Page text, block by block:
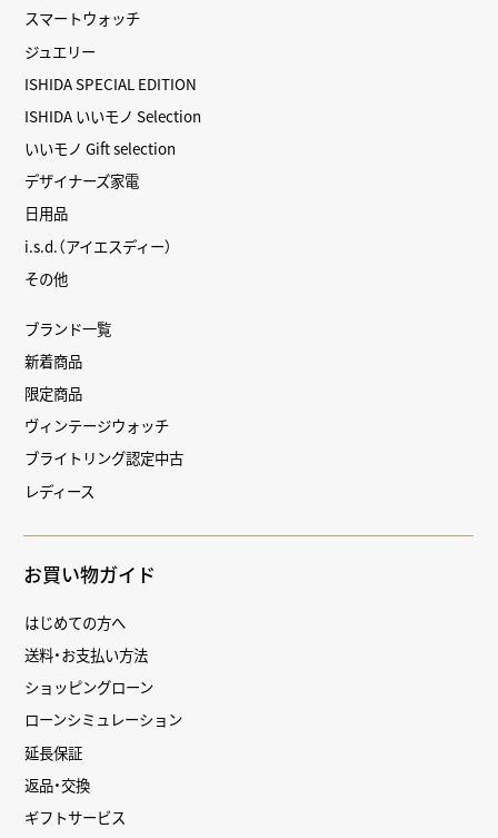
スマートウォッチ
ジュエリー
ISHIDA SPECIAL EDITION
ISHIDA いいモノ Selection
いいモノ Gift selection
デザイナーズ家電
日用品
i.s.d.（アイエスディー）
その他
ブランド一覧
新着商品
限定商品
ヴィンテージウォッチ
ブライトリング認定中古
レディース
お買い物ガイド
はじめての方へ
送料・お支払い方法
ショッピングローン
ローンシミュレーション
延長保証
返品・交換
ギフトサービス